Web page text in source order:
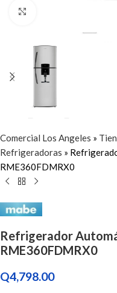
Comercial Los Angeles »
Refrigeradoras »
RME360FDMRX0
Refrigerador
RME360FDMRX0
Q4,798.00